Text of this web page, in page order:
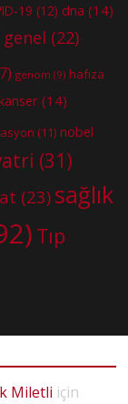
19 (12) dna (14)
genel (22)
genom (9) hafıza
(14)
(11) nobel
(31)
(23) sağlık
Tıp
Miletli için